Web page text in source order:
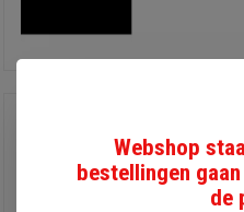
zwart/wit
200°C
Webshop
bestellingen
de